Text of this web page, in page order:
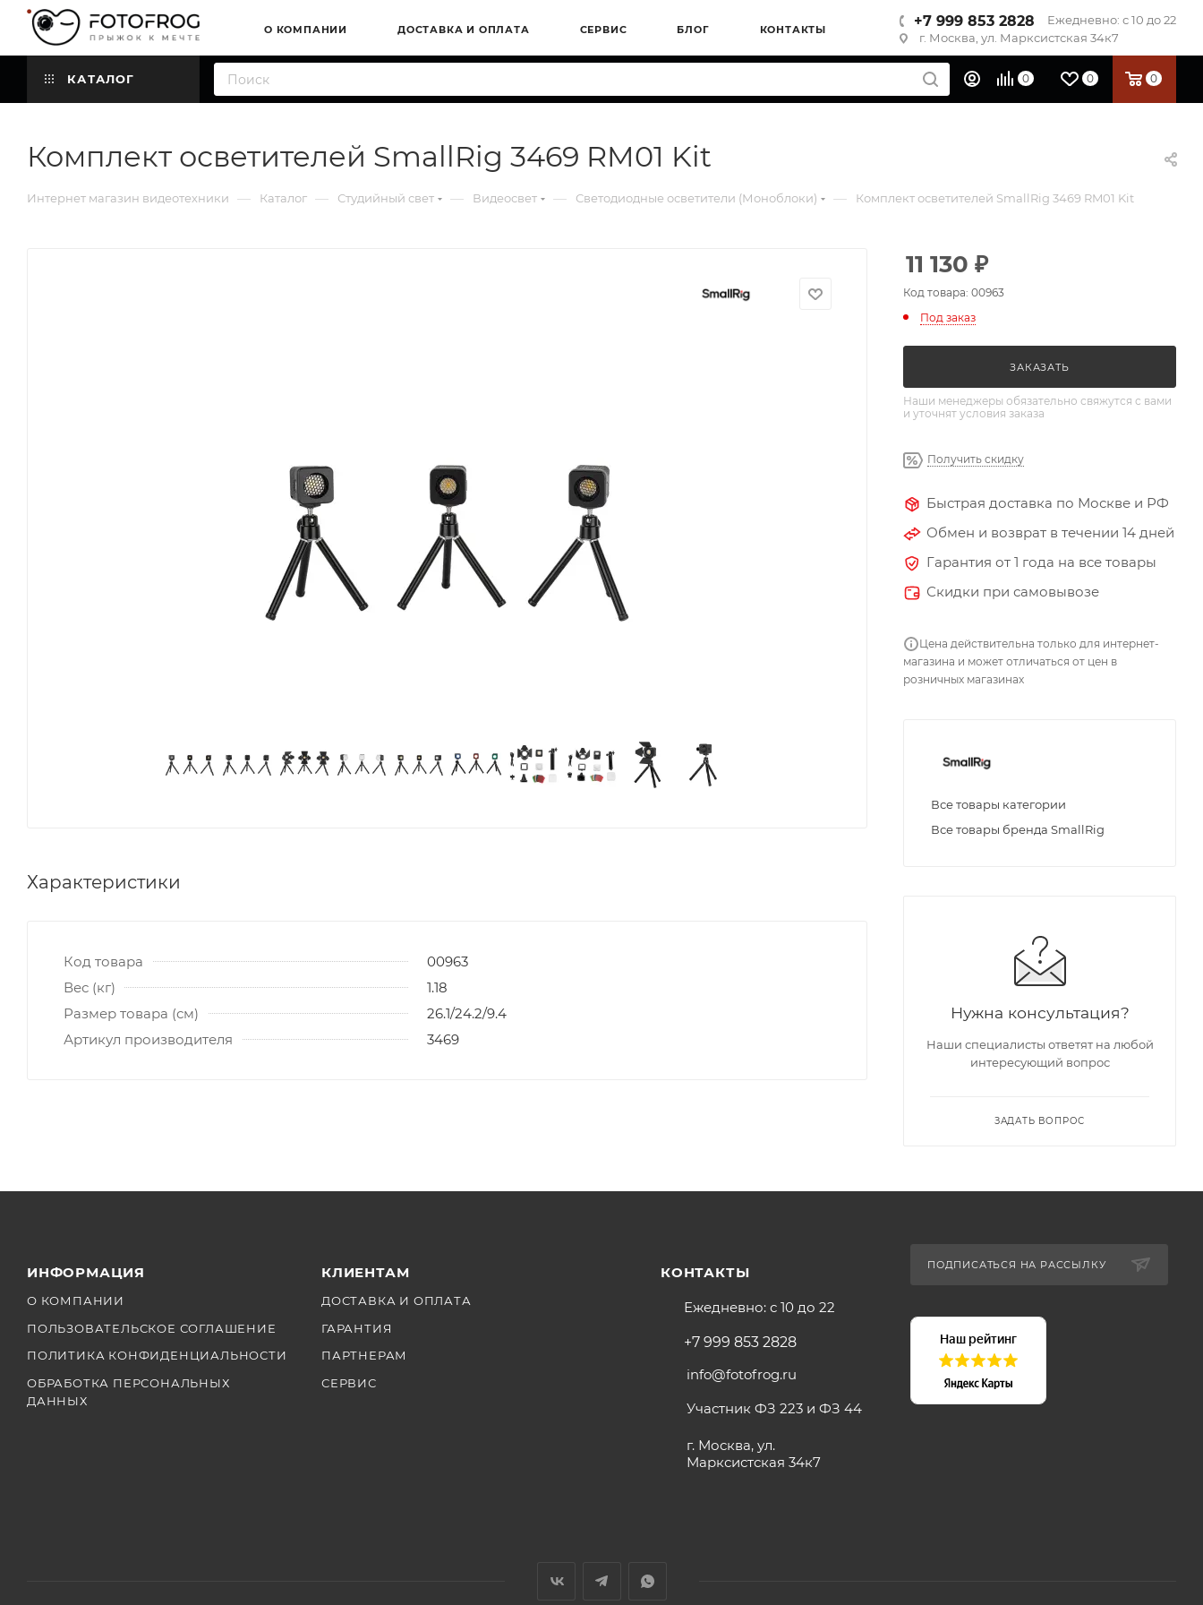
О КОМПАНИИ ДОСТАВКА И ОПЛАТА СЕРВИС БЛОГ КОНТАКТЫ
+7 999 853 2828
Ежедневно: с 10 до 22
г. Москва, ул. Марксистская 34к7
КАТАЛОГ 0 0 0
Комплект осветителей SmallRig 3469 RM01 Kit
Интернет магазин видеотехники — Каталог — Студийный свет — Видеосвет — Светодиодные осветители (Моноблоки) — Комплект осветителей SmallRig 3469 RM01 Kit
Характеристики
Код товара
00963
Вес (кг)
1.18
Размер товара (см)
26.1/24.2/9.4
Артикул производителя
3469
11 130 ₽
Код товара: 00963
Под заказ
ЗАКАЗАТЬ
Наши менеджеры обязательно свяжутся с вами
и уточнят условия заказа
Получить скидку
Быстрая доставка по Москве и РФ
Обмен и возврат в течении 14 дней
Гарантия от 1 года на все товары
Скидки при самовывозе
Цена действительна только для интернет-
магазина и может отличаться от цен в
розничных магазинах
Все товары категории
Все товары бренда SmallRig
Нужна консультация?
Наши специалисты ответят на любой
интересующий вопрос
ЗАДАТЬ ВОПРОС
ИНФОРМАЦИЯ
О КОМПАНИИ
ПОЛЬЗОВАТЕЛЬСКОЕ СОГЛАШЕНИЕ
ПОЛИТИКА КОНФИДЕНЦИАЛЬНОСТИ
ОБРАБОТКА ПЕРСОНАЛЬНЫХ
ДАННЫХ
КЛИЕНТАМ
ДОСТАВКА И ОПЛАТА
ГАРАНТИЯ
ПАРТНЕРАМ
СЕРВИС
КОНТАКТЫ
Ежедневно: с 10 до 22
+7 999 853 2828
info@fotofrog.ru
Участник ФЗ 223 и ФЗ 44
г. Москва, ул.
Марксистская 34к7
ПОДПИСАТЬСЯ НА РАССЫЛКУ